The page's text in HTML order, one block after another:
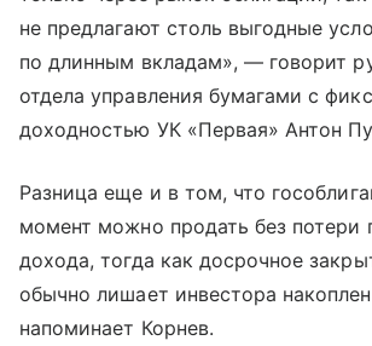
не предлагают столь выгодные
по длинным вкладам», — говорит
отдела управления бумагами с
доходностью УК «Первая» Антон
Разница еще и в том, что
момент можно продать без потери
дохода, тогда как досрочное
обычно лишает инвестора
напоминает Корнев.